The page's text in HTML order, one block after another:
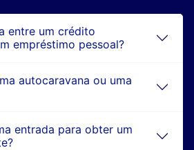
entre um crédito
empréstimo pessoal?
autocaravana ou uma
entrada para obter um